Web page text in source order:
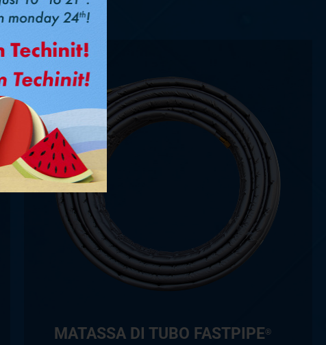
MATASSA DI TUBO FASTPIPE®